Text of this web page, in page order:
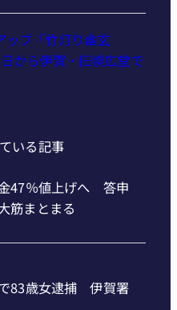
ップ「竹灯り幽玄
から伊賀・旧崇広堂で
いる記事